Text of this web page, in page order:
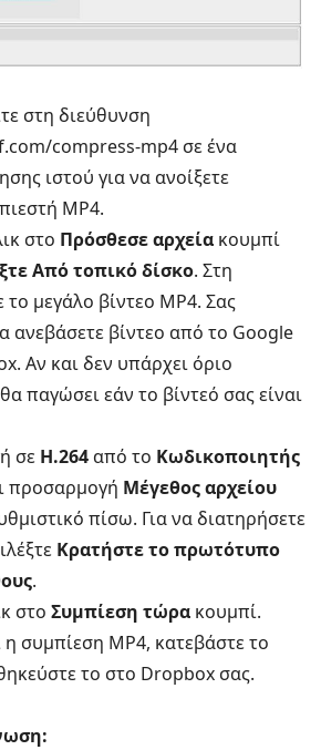
στη διεύθυνση
compress-mp4 σε ένα
ιστού για να ανοίξετε
MP4.
στο Πρόσθεσε αρχεία κουμπί
Από τοπικό δίσκο. Στη
το μεγάλο βίντεο MP4. Σας
ανεβάσετε βίντεο από το Google
Αν και δεν υπάρχει όριο
παγώσει εάν το βίντεό σας είναι
σε H.264από το Κωδικοποιητής
προσαρμογή Μέγεθος αρχείου
πίσω. Για να διατηρήσετε
Κρατήστε το πρωτότυπο
.
στοΣυμπίεση τώρα κουμπί.
συμπίεση MP4, κατεβάστε το
το στο Dropbox σας.